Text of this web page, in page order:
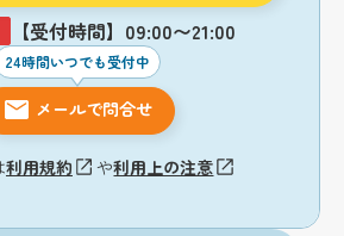
【受付時間】09:00〜21:00
24時間いつでも受付中
メールで問合せ
利用規約 や利用上の注意